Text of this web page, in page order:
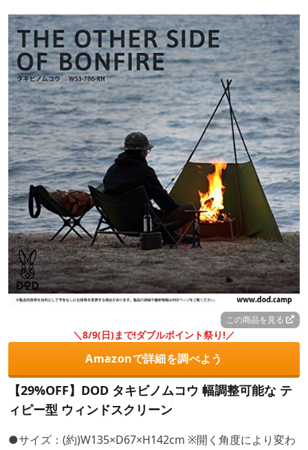
この商品を見る
＼8/9(日)まで!ダブルポイント祭り!／
Amazonで詳細を調べよう
【29%OFF】DOD タキビノムコウ 幅調整可能な テ
ィピー型 ウィンドスクリーン
●サイズ：(約)W135×D67×H142cm ※開く角度により変わ